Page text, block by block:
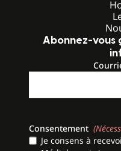
Abonnez-
Consentement
Je consens à